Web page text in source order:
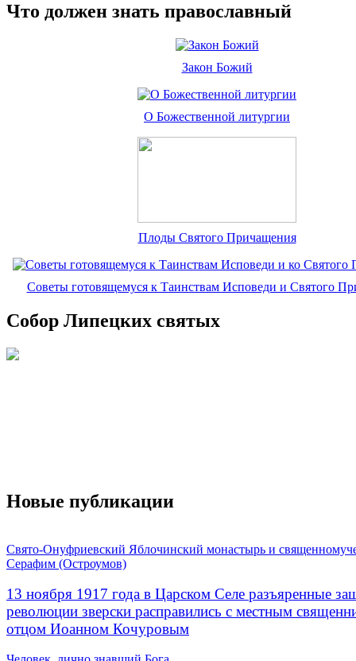
Что должен знать православный
Закон Божий
О Божественной литургии
Плоды Святого Причащения
Советы готовящемуся к Таинствам Исповеди и Святого
Собор Липецких святых
Новые публикации
Свято-Онуфриевский Яблочинский монастырь и
Серафим (Остроумов)
13 ноября 1917 года в Царском Селе разъяренные
революции зверски расправились с местным
отцом Иоанном Кочуровым